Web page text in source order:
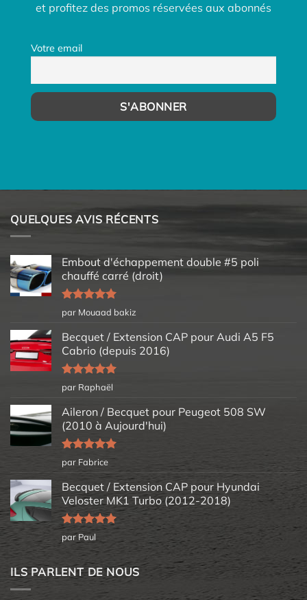
et profitez des promos réservées aux abonnés
Votre email
QUELQUES AVIS RÉCENTS
Embout d'échappement double #5 poli
chauffé carré (droit)
Note5sur
5
par Mouaad bakiz
Becquet / Extension CAP pour Audi A5 F5
Cabrio (depuis 2016)
Note5sur
5
par Raphaël
Aileron / Becquet pour Peugeot 508 SW
(2010 à Aujourd'hui)
Note5sur
5
par Fabrice
Becquet / Extension CAP pour Hyundai
Veloster MK1 Turbo (2012-2018)
Note5sur
5
par Paul
ILS PARLENT DE NOUS